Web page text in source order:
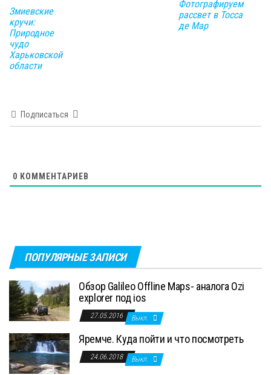
Змиевские
кручи:
Природное
чудо
Харьковской
области
Фотографируем
рассвет в Тосса
де Мар
Подписаться
0 КОММЕНТАРИЕВ
ПОПУЛЯРНЫЕ ЗАПИСИ
Обзор Galileo Offline Maps- аналога Ozi
explorer под ios
27.05.2016 Выкл.
Яремче. Куда пойти и что посмотреть
24.06.2018 Выкл.